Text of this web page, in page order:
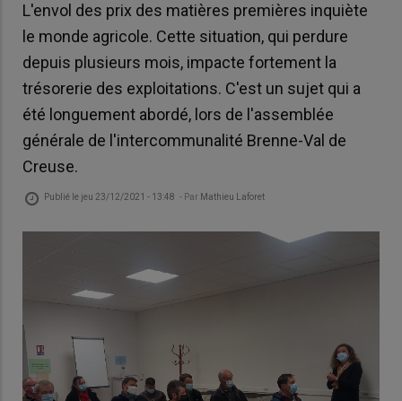
L'envol des prix des matières premières inquiète
le monde agricole. Cette situation, qui perdure
depuis plusieurs mois, impacte fortement la
trésorerie des exploitations. C'est un sujet qui a
été longuement abordé, lors de l'assemblée
générale de l'intercommunalité Brenne-Val de
Creuse.
Publié le jeu 23/12/2021 - 13:48 - Par Mathieu Laforet